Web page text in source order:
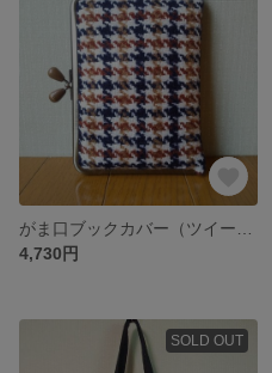
4,730円
SOLD OUT